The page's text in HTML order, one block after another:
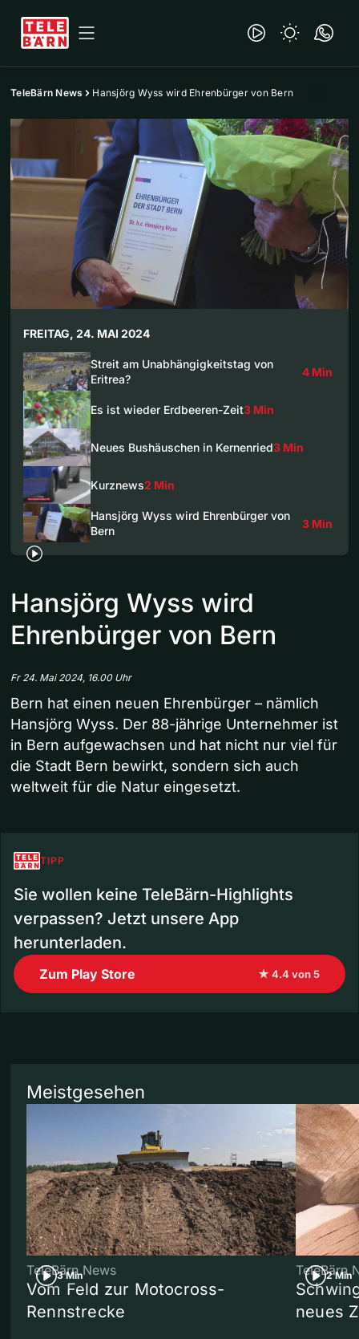
TeleBärn News Hansjörg Wyss wird Ehrenbürger von Bern
FREITAG, 24. MAI 2024
Streit am Unabhängigkeitstag von
Eritrea?
4 Min
Es ist wieder Erdbeeren-Zeit3 Min
Neues Bushäuschen in Kernenried3 Min
Kurznews2 Min
Hansjörg Wyss wird Ehrenbürger von
Bern
3 Min
Hansjörg Wyss wird
Ehrenbürger von Bern
Fr 24. Mai 2024, 16.00 Uhr
Bern hat einen neuen Ehrenbürger – nämlich
Hansjörg Wyss. Der 88-jährige Unternehmer ist
in Bern aufgewachsen und hat nicht nur viel für
die Stadt Bern bewirkt, sondern sich auch
weltweit für die Natur eingesetzt.
TIPP
Sie wollen keine TeleBärn-Highlights
verpassen? Jetzt unsere App
herunterladen.
Zum Play Store ★ 4.4 von 5
Meistgesehen
3 Min
TeleBärn News
Vom Feld zur Motocross-
Rennstrecke
2 Min
TeleBärn
neues